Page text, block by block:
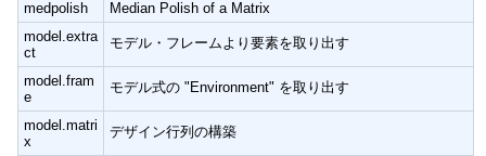
medpolish
Median Polish of a Matrix
model.extra
ct
モデル・フレームより要素を取り出す
model.fram
e
モデル式の "Environment" を取り出す
model.matri
x
デザイン行列の構築